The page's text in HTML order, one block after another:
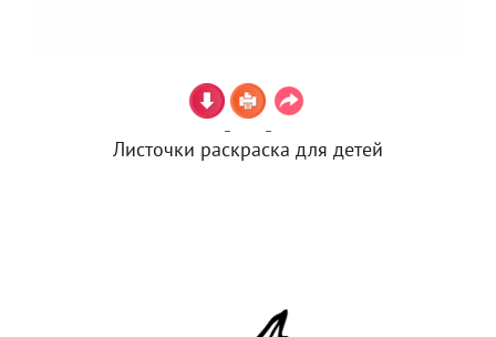
Листочки раскраска для детей